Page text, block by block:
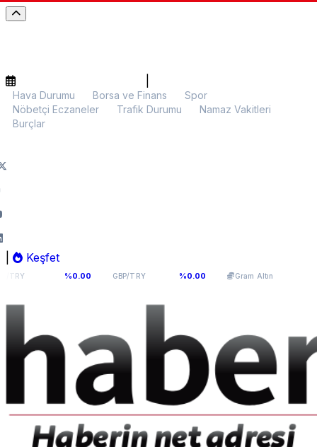
Hava Durumu Borsa ve Finans
Spor
Nöbetçi Eczaneler
Trafik Durumu
Namaz Vakitleri
Burçlar
Keşfet
%0.00 GBP/TRY64,131 %0.00 Gram Altın 6.099,70 %0.13